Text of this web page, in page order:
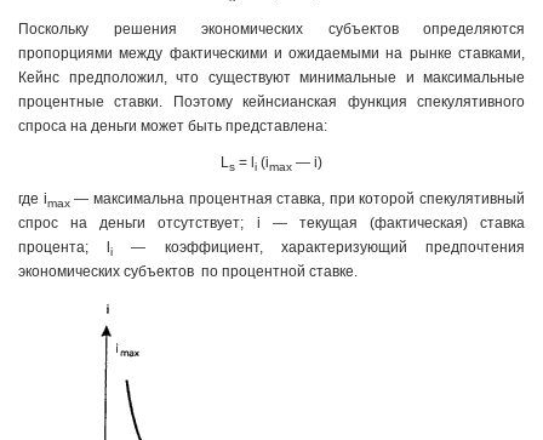
Поскольку решения экономических субъектов определяются
пропорциями между фактическими и ожидаемыми на рынке ставками,
Кейнс предположил, что существуют минимальные и максимальные
процентные ставки. Поэтому кейнсианская функция спекулятивного
спроса на деньги может быть представлена:
Ls = l i (imax — i)
где imax— максимальна процентная ставка, при которой спекулятивный
спрос на деньги отсутствует; i — текущая (фактическая) ставка
процента; li
— коэффициент, характеризующий предпочтения
экономических субъектов по процентной ставке.